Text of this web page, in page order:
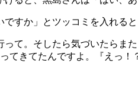
すか」とツッコミを入れる
て。そしたら気づいたらま
きてたんですよ。『えっ